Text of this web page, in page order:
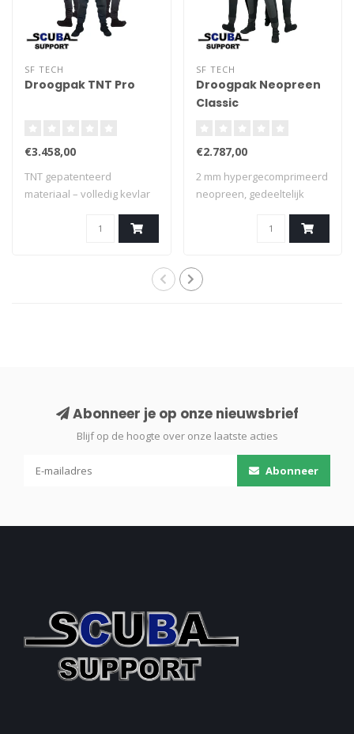
SF TECH
Droogpak TNT Pro
€3.458,00
TNT gepatenteerd
materiaal – volledig kevlar
SF TECH
Droogpak Neopreen
Classic
€2.787,00
2 mm hypergecomprimeerd
neopreen, gedeeltelijk
Abonneer je op onze nieuwsbrief
Blijf op de hoogte over onze laatste acties
Abonneer